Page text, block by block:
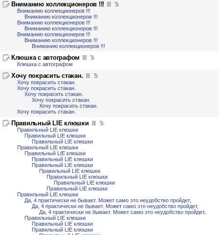
Вниманию коллекционеров !!!
Вниманию коллекционеров !!!
Вниманию коллекционеров !!!
Вниманию коллекционеров !!!
Вниманию коллекционеров !!!
Вниманию коллекционеров !!!
Вниманию коллекционеров !!!
Вниманию коллекционеров !!!
Клюшка с автографом
Клюшка с автографом
Хочу покрасить стакан.
Хочу покрасить стакан.
Хочу покрасить стакан.
Хочу покрасить стакан.
Хочу покрасить стакан.
Хочу покрасить стакан.
Хочу покрасить стакан.
Правильный LIE клюшки
Правильный LIE клюшки
Правильный LIE клюшки
Правильный LIE клюшки
Правильный LIE клюшки
Правильный LIE клюшки
Правильный LIE клюшки
Правильный LIE клюшки
Правильный LIE клюшки
Правильный LIE клюшки
Правильный LIE клюшки
Правильный LIE клюшки
Правильный LIE клюшки
Да, 4 практически не бывает. Может само это неудобство пройдет,
Да, 4 практически не бывает. Может само это неудобство пройдет,
Да, 4 практически не бывает. Может само это неудобство пройдет,
Правильный LIE клюшки
Правильный LIE клюшки
Правильный LIE клюшки